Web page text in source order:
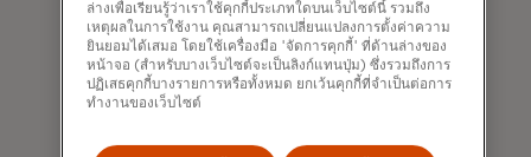
คุณไม่ควรรู้เกี่ยวกับการดําเนินงานของ
องค์กรของคุณเองน้อยกว่าผู้โจมตี
Jamie Zajac
ล่างเพื่อเรียนรู้ว่าเราใช้คุกกี้ประเภทใดบนเว็บไซต์นี้ รวมถึง
เหตุผลในการใช้งาน คุณสามารถเปลี่ยนแปลงการตั้งค่าความ
ยินยอมได้เสมอ โดยใช้เครื่องมือ 'จัดการคุกกี้' ที่ด้านล่างของ
หน้าจอ (สำหรับบางเว็บไซต์จะเป็นลิงก์แทนปุ่ม) ซึ่งรวมถึงการ
ปฏิเสธคุกกี้บางรายการหรือทั้งหมด ยกเว้นคุกกี้ที่จำเป็นต่อการ
ทำงานของเว็บไซต์